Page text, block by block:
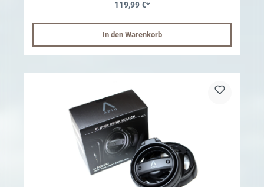
hinteren Bereich des Kofferraums befestigt werden. So schützt es
beim Öffnen der Heckklappe. Gefertigt aus robustem, kaum
dehnbarem Material, hält das Netz auch schwerere Gegenstände
sicher an Ort und Stelle – ganz ohne Durchhängen. Die Montage ist
einfach und erfordert weder Bohren noch dauerhafte Veränderungen
am Fahrzeug. Im Lieferumfang enthalten sind alle nötigen
Installation empfehlen wir die Kombination mit den separat
119,99 €*
In den Warenkorb